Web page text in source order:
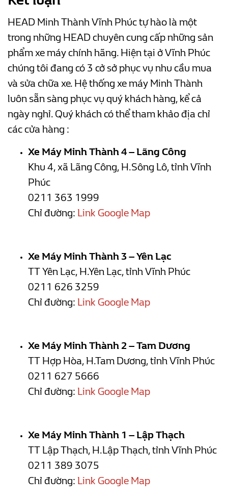
HEAD Minh Thành Vĩnh Phúc tự hào là một
trong những HEAD chuyên cung cấp những sản
phẩm xe máy chính hãng. Hiện tại ở Vĩnh Phúc
chúng tôi đang có 3 cở sở phục vụ nhu cầu mua
và sửa chữa xe. Hệ thống xe máy Minh Thành
luôn sẵn sàng phục vụ quý khách hàng, kể cả
ngày nghỉ. Quý khách có thể tham khảo địa chỉ
các cửa hàng :
Xe Máy Minh Thành 4 – Lãng Công
Khu 4, xã Lãng Công, H.Sông Lô, tỉnh Vĩnh
Phúc
0211 363 1999
Chỉ đường: Link Google Map
Xe Máy Minh Thành 3 – Yên Lạc
TT Yên Lạc, H.Yên Lạc, tỉnh Vĩnh Phúc
0211 626 3259
Chỉ đường: Link Google Map
Xe Máy Minh Thành 2 – Tam Dương
TT Hợp Hòa, H.Tam Dương, tỉnh Vĩnh Phúc
0211 627 5666
Chỉ đường: Link Google Map
Xe Máy Minh Thành 1 – Lập Thạch
TT Lập Thạch, H.Lập Thạch, tỉnh Vĩnh Phúc
0211 389 3075
Chỉ đường: Link Google Map